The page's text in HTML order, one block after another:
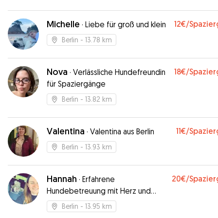
Michelle · Liebe für groß und klein 12€/
Berlin - 13.78 km
Nova · Verlässliche Hundefreundin
für Spaziergänge
18€/
Berlin - 13.82 km
Valentina · Valentina aus Berlin 11€/
Berlin - 13.93 km
Hannah · Erfahrene
Hundebetreuung mit Herz und
Verstand
20€/
Berlin - 13.95 km